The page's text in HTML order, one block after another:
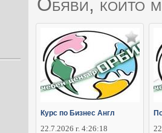
Курс по Бизнес Англ
22.7.2026 г. 4:26:18